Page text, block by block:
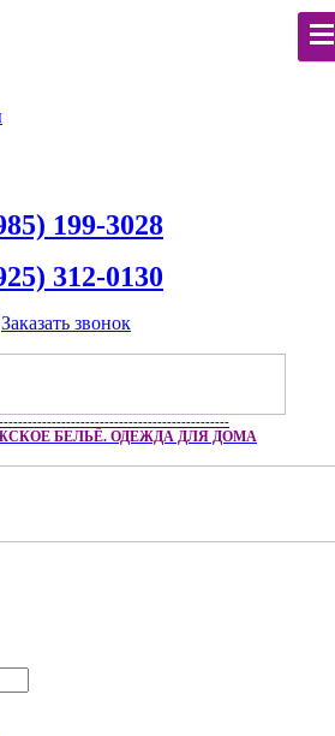
199-3028
312-0130
Заказать звонок
БЕЛЬЁ. ОДЕЖДА ДЛЯ ДОМА